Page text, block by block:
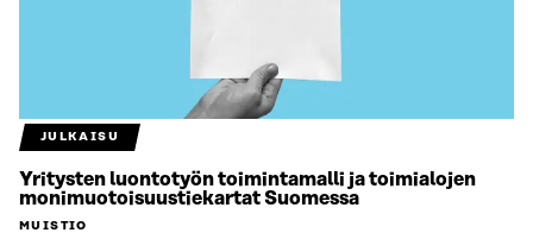
JULKAISU
Yritysten luontotyön toimintamalli ja toimialojen
monimuotoisuustiekartat Suomessa
MUISTIO